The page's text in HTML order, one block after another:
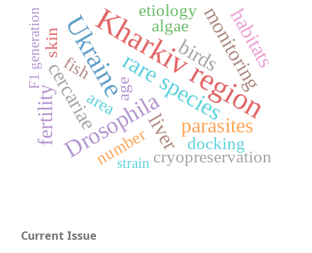
Kharkiv region
Ukrainerare species
Drosophila
monitoring
cercariae
birds
parasites
habitats
liver
fertility
fish
number cryopreservation
area
algae
docking
age
etiology
skin
F1 generation
strain
Current Issue